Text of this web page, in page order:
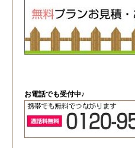
お電話でも受付中♪